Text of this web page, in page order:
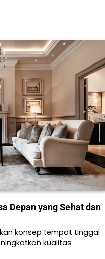
Depan yang Sehat dan
konsep tempat tinggal
kualitas